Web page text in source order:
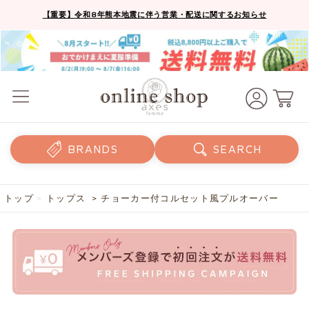
【重要】令和8年熊本地震に伴う営業・配送に関するお知らせ
BRANDS SEARCH
トップ > トップス > チョーカー付コルセット風プルオーバー